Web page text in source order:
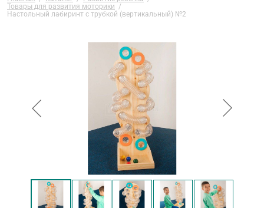
Товары для развития моторики /
Настольный лабиринт с трубкой (вертикальный) №2